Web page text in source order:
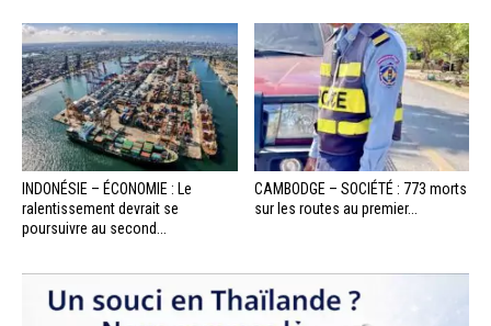
INDONÉSIE – ÉCONOMIE : Le
ralentissement devrait se
poursuivre au second...
CAMBODGE – SOCIÉTÉ : 773 morts
sur les routes au premier...